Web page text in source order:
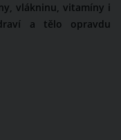
vlákninu, vitamíny i
a tělo opravdu